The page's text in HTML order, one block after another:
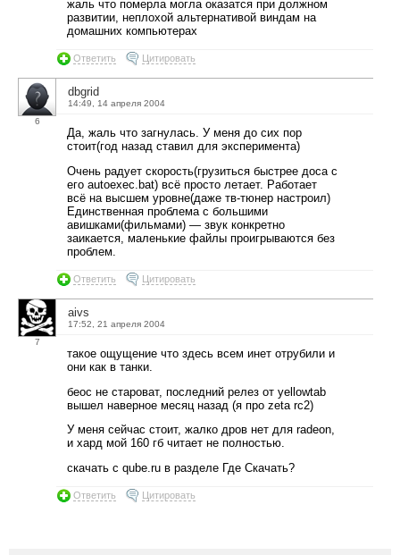
жаль что померла могла оказатся при должном
развитии, неплохой альтернативой виндам на
домашних компьютерах
Ответить Цитировать
6
dbgrid
14:49, 14 апреля 2004
Да, жаль что загнулась. У меня до сих пор
стоит(год назад ставил для эксперимента)
Очень радует скорость(грузиться быстрее доса с
его autoexec.bat) всё просто летает. Работает
всё на высшем уровне(даже тв-тюнер настроил)
Единственная проблема с большими
авишками(фильмами) — звук конкретно
заикается, маленькие файлы проигрываются без
проблем.
Ответить Цитировать
7
aivs
17:52, 21 апреля 2004
такое ощущение что здесь всем инет отрубили и
они как в танки.
беос не староват, последний релез от yellowtab
вышел наверное месяц назад (я про zeta rc2)
У меня сейчас стоит, жалко дров нет для radeon,
и хард мой 160 гб читает не полностью.
скачать с qube.ru в разделе Где Скачать?
Ответить Цитировать